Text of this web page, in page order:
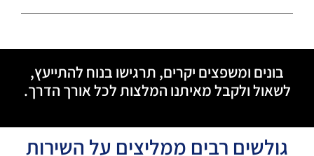
בונים ומשפצים יקרים, תרגישו בנוח להתייעץ,
לשאול ולקבל מאיתנו המלצות לכל אורך הדרך.
גולשים רבים ממליצים על השירות